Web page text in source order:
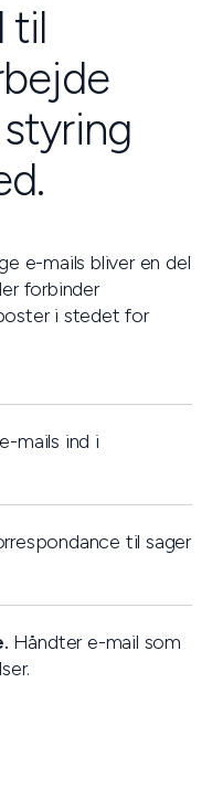
til
e-mails bliver en del
forbinder
i stedet for
mails ind i
til sager
Håndter e-mail som